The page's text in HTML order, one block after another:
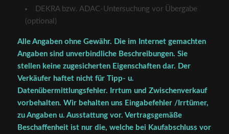
DEKRA bzw. ADAC-Untersuchung vor Übergabe
(optional)
Alle Angaben ohne Gewähr. Die im Internet gemachten
Angaben sind unverbindliche Beschreibungen. Sie
stellen keine zugesicherten Eigenschaften dar. Der
Verkäufer haftet nicht für Tipp- u.
Datenübermittlungsfehler. Irrtum und Zwischenverkauf
vorbehalten. Wir behalten uns Eingabefehler /Irrtümer,
zu Angaben u. Ausstattung vor. Vertragsgemäße
Beschaffenheit ist nur die, welche bei Kaufabschluss vor